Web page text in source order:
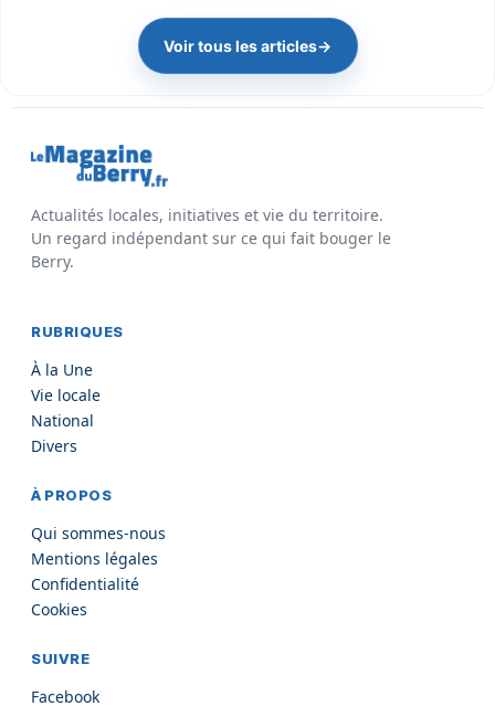
Voir tous les articles→
Actualités locales, initiatives et vie du territoire.
Un regard indépendant sur ce qui fait bouger le
Berry.
RUBRIQUES
À la Une
Vie locale
National
Divers
À PROPOS
Qui sommes-nous
Mentions légales
Confidentialité
Cookies
SUIVRE
Facebook